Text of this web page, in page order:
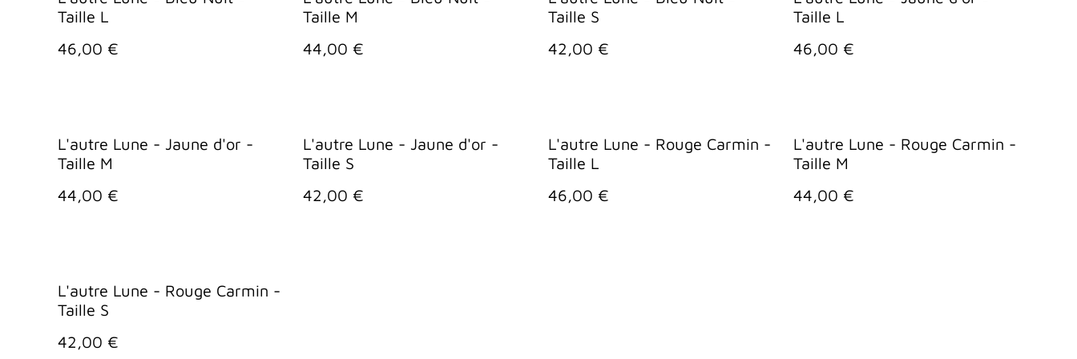
Taille L
46,00 €
Taille M
44,00 €
Taille S
42,00 €
Taille L
46,00 €
L'autre Lune - Jaune d'or -
Taille M
44,00 €
L'autre Lune - Jaune d'or -
Taille S
42,00 €
L'autre Lune - Rouge Carmin -
Taille L
46,00 €
L'autre Lune - Rouge Carmin -
Taille M
44,00 €
L'autre Lune - Rouge Carmin -
Taille S
42,00 €